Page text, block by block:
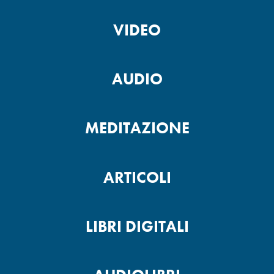
Fai crescere la tua fede -2
Pensieri potenti
VIDEO
AUDIO
MEDITAZIONE
ARTICOLI
LIBRI DIGITALI